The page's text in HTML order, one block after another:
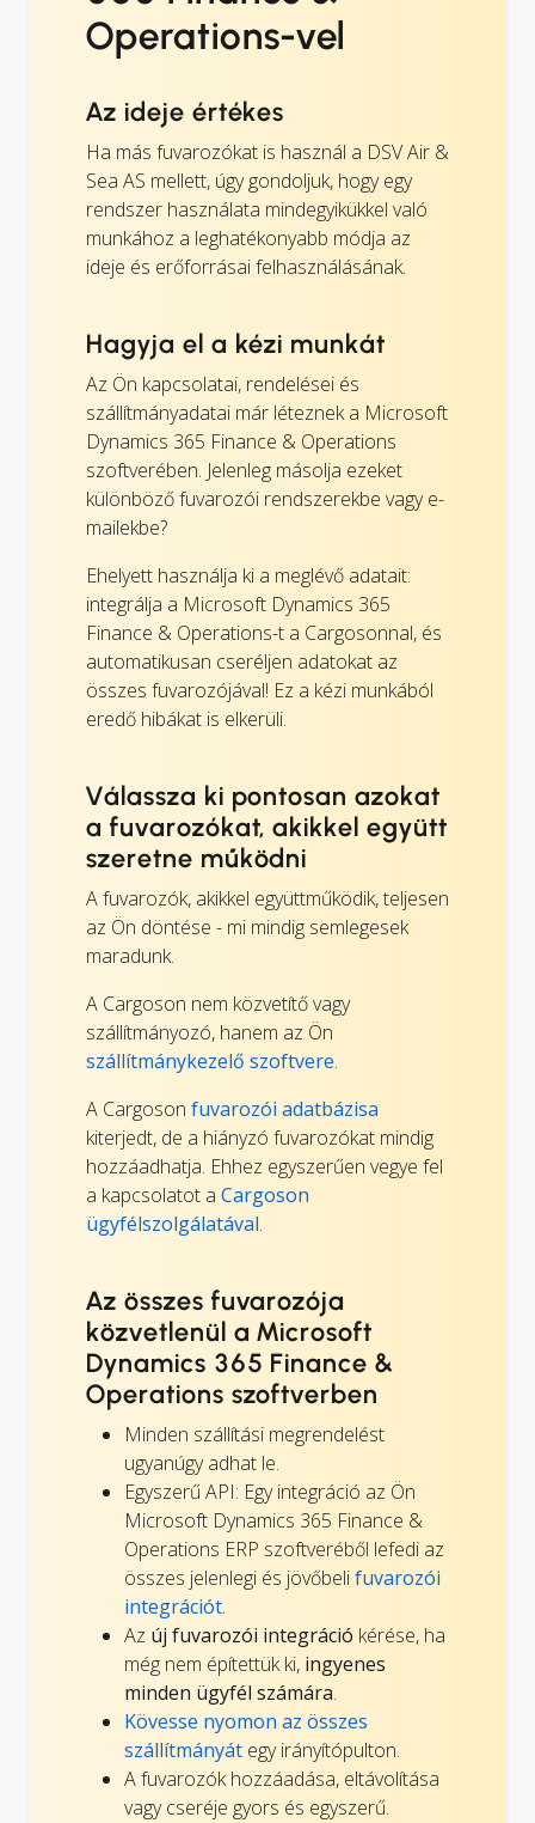
Operations-vel
Az ideje értékes
Ha más fuvarozókat is használ a DSV Air &
Sea AS mellett, úgy gondoljuk, hogy egy
rendszer használata mindegyikükkel való
munkához a leghatékonyabb módja az
ideje és erőforrásai felhasználásának.
Hagyja el a kézi munkát
Az Ön kapcsolatai, rendelései és
szállítmányadatai már léteznek a Microsoft
Dynamics 365 Finance & Operations
szoftverében. Jelenleg másolja ezeket
különböző fuvarozói rendszerekbe vagy e-
mailekbe?
Ehelyett használja ki a meglévő adatait:
integrálja a Microsoft Dynamics 365
Finance & Operations-t a Cargosonnal, és
automatikusan cseréljen adatokat az
összes fuvarozójával! Ez a kézi munkából
eredő hibákat is elkerüli.
Válassza ki pontosan azokat
a fuvarozókat, akikkel együtt
szeretne működni
A fuvarozók, akikkel együttműködik, teljesen
az Ön döntése - mi mindig semlegesek
maradunk.
A Cargoson nem közvetítő vagy
szállítmányozó, hanem az Ön
szállítmánykezelő szoftvere.
A Cargoson fuvarozói adatbázisa
kiterjedt, de a hiányzó fuvarozókat mindig
hozzáadhatja. Ehhez egyszerűen vegye fel
a kapcsolatot a Cargoson
ügyfélszolgálatával.
Az összes fuvarozója
közvetlenül a Microsoft
Dynamics 365 Finance &
Operations szoftverben
Minden szállítási megrendelést
ugyanúgy adhat le.
Egyszerű API: Egy integráció az Ön
Microsoft Dynamics 365 Finance &
Operations ERP szoftveréből lefedi az
összes jelenlegi és jövőbelifuvarozói
integrációt.
Az új fuvarozói integráció kérése, ha
még nem építettük ki, ingyenes
minden ügyfél számára.
Kövesse nyomon az összes
szállítmányát egy irányítópulton.
A fuvarozók hozzáadása, eltávolítása
vagy cseréje gyors és egyszerű.